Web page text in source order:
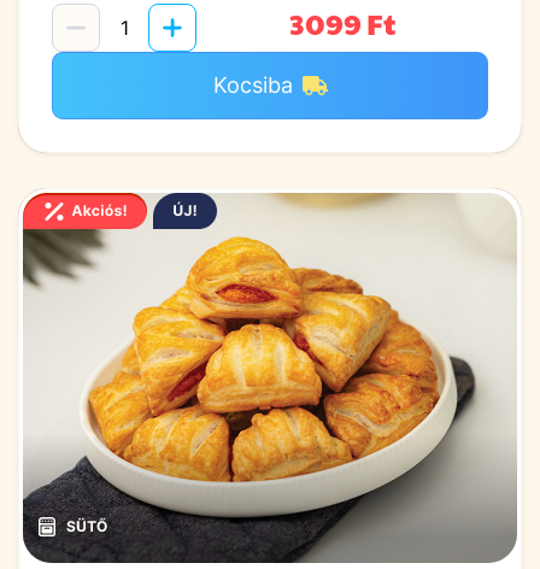
3099 Ft
Kocsiba